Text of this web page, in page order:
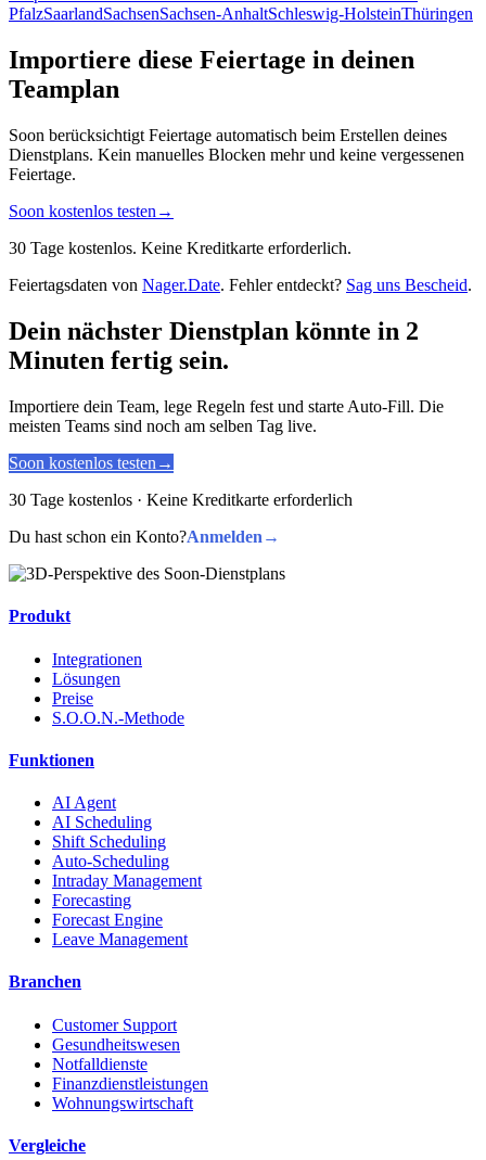
PfalzSaarlandSachsenSachsen-AnhaltSchleswig-HolsteinThüringen
Importiere diese Feiertage in deinen
Teamplan
Soon berücksichtigt Feiertage automatisch beim Erstellen deines
Dienstplans. Kein manuelles Blocken mehr und keine vergessenen
Feiertage.
Soon kostenlos testen →
30 Tage kostenlos. Keine Kreditkarte erforderlich.
Feiertagsdaten von Nager.Date. Fehler entdeckt? Sag uns Bescheid.
Dein nächster Dienstplan könnte in 2
Minuten fertig sein.
Importiere dein Team, lege Regeln fest und starte Auto-Fill. Die
meisten Teams sind noch am selben Tag live.
Soon kostenlos testen →
30 Tage kostenlos · Keine Kreditkarte erforderlich
Du hast schon ein Konto?Anmelden →
Produkt
Integrationen
Lösungen
Preise
S.O.O.N.-Methode
Funktionen
AI Agent
AI Scheduling
Shift Scheduling
Auto-Scheduling
Intraday Management
Forecasting
Forecast Engine
Leave Management
Branchen
Customer Support
Gesundheitswesen
Notfalldienste
Finanzdienstleistungen
Wohnungswirtschaft
Vergleiche